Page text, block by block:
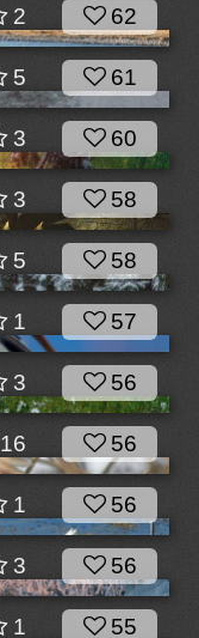
2 62
5 61
3 60
3 58
5 58
1 57
3 56
16 56
1 56
3 56
1 55